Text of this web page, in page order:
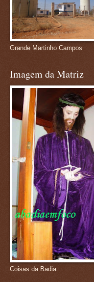
Grande Martinho Campos
Imagem da Matriz
Coisas da Badia